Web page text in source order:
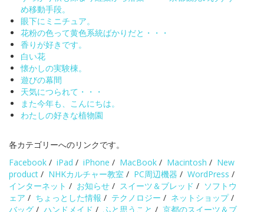
め移動手段。
眼下にミニチュア。
花粉の色って黄色系統ばかりだと・・・
香りが好きです。
白い花
懐かしの実験棟。
遊びの幕間
天気につられて・・・
また今年も、こんにちは。
わたしの好きな植物園
各カテゴリーへのリンクです。
Facebook / iPad / iPhone / MacBook / Macintosh / New
product / NHKカルチャー教室 / PC周辺機器 / WordPress /
インターネット / お知らせ / スイーツ＆ブレッド / ソフトウ
ェア / ちょっとした情報 / テクノロジー / ネットショップ/
バッグ / ハンドメイド / ふと思うこと / 京都のスイーツ＆ブ